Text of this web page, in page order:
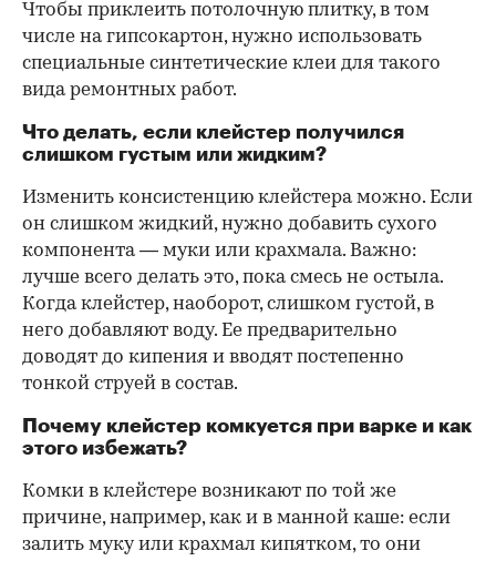
Чтобы приклеить потолочную плитку, в том
числе на гипсокартон, нужно использовать
специальные синтетические клеи для такого
вида ремонтных работ.
Что делать, если клейстер получился
слишком густым или жидким?
Изменить консистенцию клейстера можно. Если
он слишком жидкий, нужно добавить сухого
компонента — муки или крахмала. Важно:
лучше всего делать это, пока смесь не остыла.
Когда клейстер, наоборот, слишком густой, в
него добавляют воду. Ее предварительно
доводят до кипения и вводят постепенно
тонкой струей в состав.
Почему клейстер комкуется при варке и как
этого избежать?
Комки в клейстере возникают по той же
причине, например, как и в манной каше: если
залить муку или крахмал кипятком, то они